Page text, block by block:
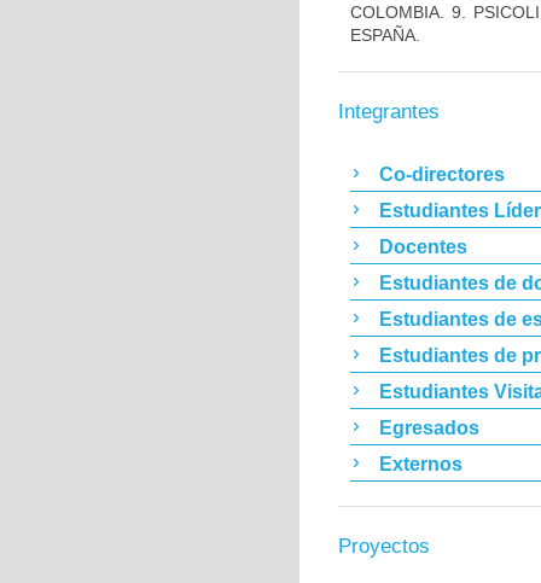
COLOMBIA. 9.
ESPAÑA.
Integrantes
Co-directores
Estudiantes
Docentes
Estudiantes de
Estudiantes de
Estudiantes de
Estudiantes
Egresados
Externos
Proyectos